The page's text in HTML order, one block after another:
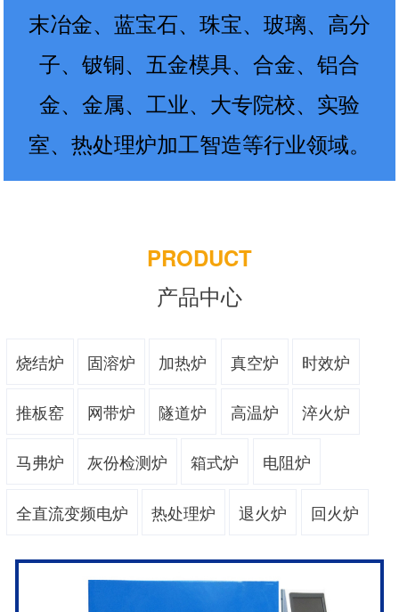
末冶金、蓝宝石、珠宝、玻璃、高分
子、铍铜、五金模具、合金、铝合
金、金属、工业、大专院校、实验
室、热处理炉加工智造等行业领域。
PRODUCT
产品中心
烧结炉 固溶炉 加热炉 真空炉 时效炉
推板窑 网带炉 隧道炉 高温炉 淬火炉
马弗炉 灰份检测炉 箱式炉 电阻炉
全直流变频电炉 热处理炉 退火炉 回火炉